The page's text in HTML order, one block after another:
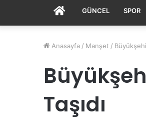
ANASAYFA
GÜNCEL SPOR
Anasayfa / Manşet /
Taşıdı